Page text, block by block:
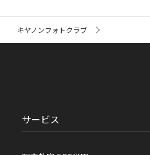
キヤノンフォトクラブ
サービス